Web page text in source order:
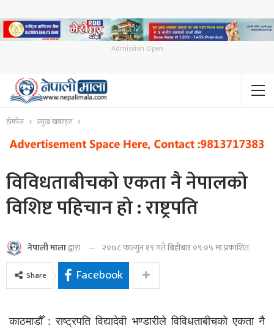
Admission Open
होमपेज प्रमुख खबरहरु
विविधताबीचको एकता नै नेपालको
विशिष्ट पहिचान हो : राष्ट्रपति
नेपाली मालाद्वारा २०७८ फाल्गुन १९ गते बिहीबार ०९:०५ मा प्रकाशित
Share Facebook
काठमाडौँ : राष्ट्रपति विद्यादेवी भण्डारीले विविधताबीचको एकता नै